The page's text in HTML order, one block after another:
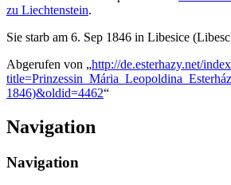
zu Liechtenstein.
Sie starb am 6. Sep 1846 in Libesice
Abgerufen von „http://de.esterhazy.net/
1846)&oldid=4462“
Navigation
Navigation